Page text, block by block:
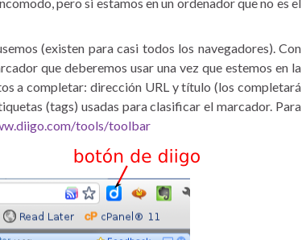
(existen para casi todos los navegadores). Con
que deberemos usar una vez que estemos en la
a completar: dirección URL y título (los completará
(tags) usadas para clasificar el marcador. Para
tools/toolbar